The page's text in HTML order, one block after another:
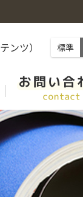
ンツ） 標準
やさい・くだもの
レシピ
ＪＡくらしの宅配
ガソリンスタンド
肥料情報
家畜市場情報
事業紹介
リンク集
新卒採用 総合職
キャリア（中途）採